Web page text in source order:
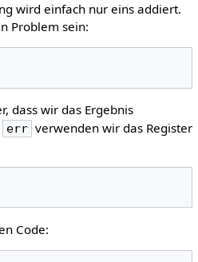
wird einfach nur eins addiert.
Problem sein:
dass wir das Ergebnis
err verwenden wir das Register
Code: